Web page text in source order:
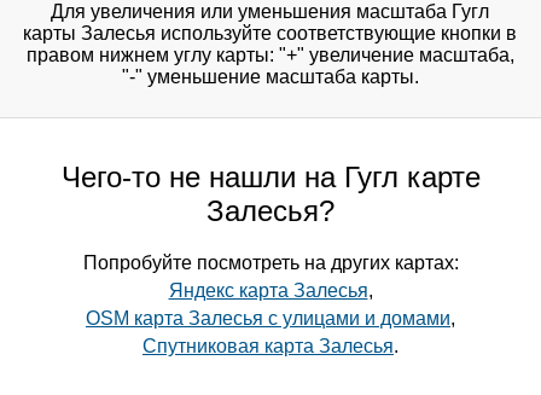
Для увеличения или уменьшения масштаба Гугл
карты Залесья используйте соответствующие кнопки в
правом нижнем углу карты: "+" увеличение масштаба,
"-" уменьшение масштаба карты.
Чего-то не нашли на Гугл карте
Залесья?
Попробуйте посмотреть на других картах:
Яндекс карта Залесья,
OSM карта Залесья с улицами и домами,
Спутниковая карта Залесья.